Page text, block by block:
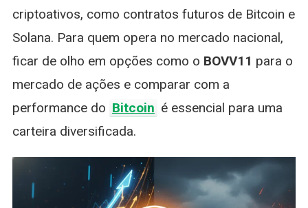
criptoativos, como contratos futuros de Bitcoin e
Solana. Para quem opera no mercado nacional,
ficar de olho em opções como o BOVV11 para o
mercado de ações e comparar com a
performance do Bitcoin é essencial para uma
carteira diversificada.